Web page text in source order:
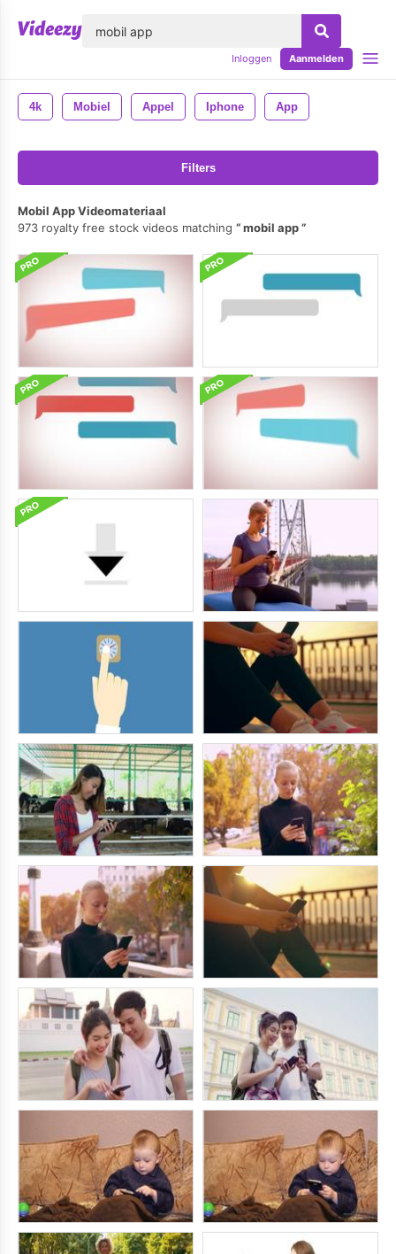
Inloggen Aanmelden
4k Mobiel Appel Iphone App
Filters
Mobil App Videomateriaal
973 royalty free stock videos matching
mobil app